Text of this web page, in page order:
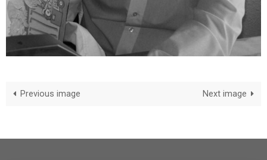
Previous image Next image